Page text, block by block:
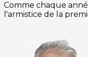
Comme chaque
l'armistice de la